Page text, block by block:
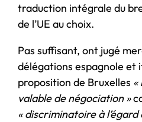
traduction intégrale du
de l’UE au choix.
Pas suffisant, ont jugé
délégations espagnole et
proposition de Bruxelles «
valable de négociation »
« discriminatoire à